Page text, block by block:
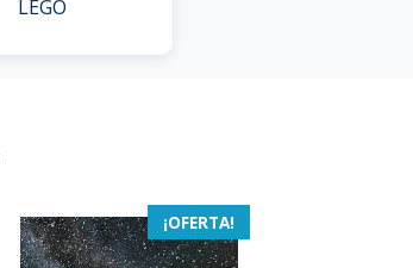
LEGO
¡OFERTA!